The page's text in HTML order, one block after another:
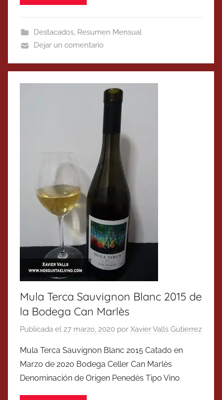
Destacados, Resumen Mensual
Dejar un comentario
Mula Terca Sauvignon Blanc 2015 de
la Bodega Can Marlès
Publicada el 27 marzo, 2020 por Xavier Valls Gutierrez
Mula Terca Sauvignon Blanc 2015 Catado en
Marzo de 2020 Bodega Celler Can Marlès
Denominación de Origen Penedès Tipo Vino